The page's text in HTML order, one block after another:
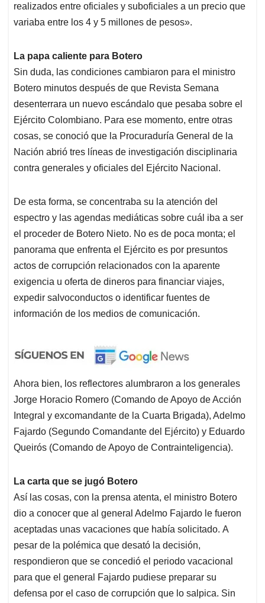
realizados entre oficiales y suboficiales a un precio que
variaba entre los 4 y 5 millones de pesos».
La papa caliente para Botero
Sin duda, las condiciones cambiaron para el ministro
Botero minutos después de que Revista Semana
desenterrara un nuevo escándalo que pesaba sobre el
Ejército Colombiano. Para ese momento, entre otras
cosas, se conoció que la Procuraduría General de la
Nación abrió tres líneas de investigación disciplinaria
contra generales y oficiales del Ejército Nacional.
De esta forma, se concentraba su la atención del
espectro y las agendas mediáticas sobre cuál iba a ser
el proceder de Botero Nieto. No es de poca monta; el
panorama que enfrenta el Ejército es por presuntos
actos de corrupción relacionados con la aparente
exigencia u oferta de dineros para financiar viajes,
expedir salvoconductos o identificar fuentes de
información de los medios de comunicación.
Ahora bien, los reflectores alumbraron a los generales
Jorge Horacio Romero (Comando de Apoyo de Acción
Integral y excomandante de la Cuarta Brigada), Adelmo
Fajardo (Segundo Comandante del Ejército) y Eduardo
Queirós (Comando de Apoyo de Contrainteligencia).
La carta que se jugó Botero
Así las cosas, con la prensa atenta, el ministro Botero
dio a conocer que al general Adelmo Fajardo le fueron
aceptadas unas vacaciones que había solicitado. A
pesar de la polémica que desató la decisión,
respondieron que se concedió el periodo vacacional
para que el general Fajardo pudiese preparar su
defensa por el caso de corrupción que lo salpica. Sin